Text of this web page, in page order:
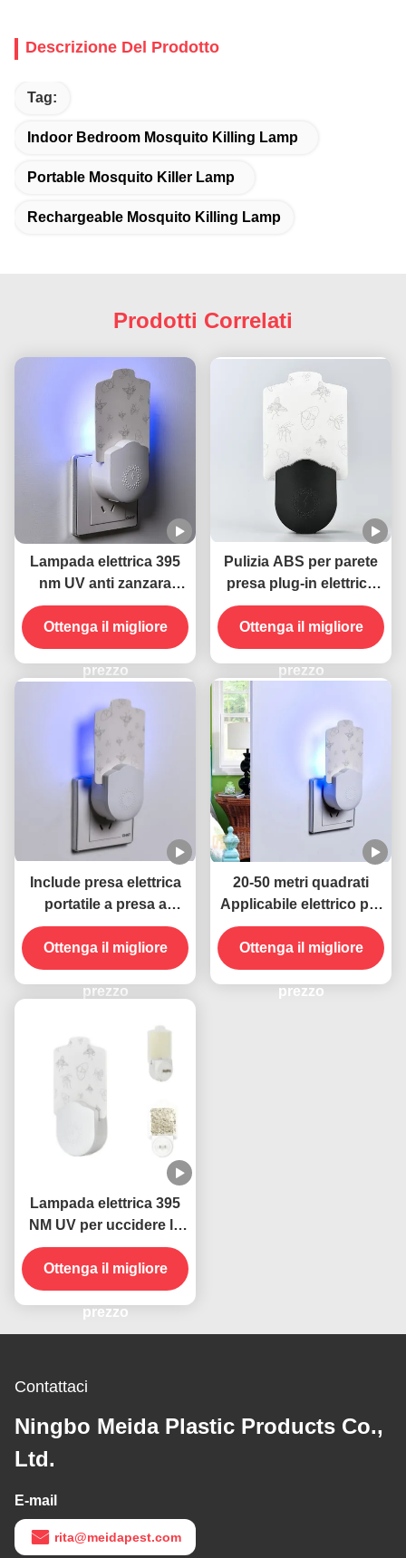
Descrizione Del Prodotto
Tag:
Indoor Bedroom Mosquito Killing Lamp
Portable Mosquito Killer Lamp
Rechargeable Mosquito Killing Lamp
Prodotti Correlati
Lampada elettrica 395
nm UV anti zanzara
uccidente insetti volanti
Ottenga il migliore
prezzo
Pulizia ABS per parete
presa plug-in elettrica
395 NM UV Lampada
anti zanzara Insect killer
trappola volante
Ottenga il migliore
prezzo
Include presa elettrica
portatile a presa a
parete 395 NM UV
Lampada anti zanzara
Controllo sostenibile ed
efficace degli insetti
Ottenga il migliore
prezzo
20-50 metri quadrati
Applicabile elettrico per
parete con presa di
corrente UV Lampada
anti zanzara Stato
solido Altamente
Ottenga il migliore
prezzo
Lampada elettrica 395
NM UV per uccidere le
zanzare per uccidere gli
insetti volanti
Ottenga il migliore
prezzo
Contattaci
Ningbo Meida Plastic Products Co.,
Ltd.
E-mail
rita@meidapest.com